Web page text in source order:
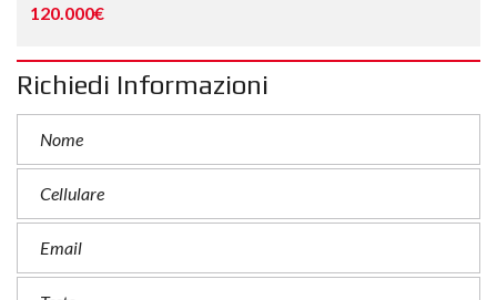
120.000€
Richiedi Informazioni